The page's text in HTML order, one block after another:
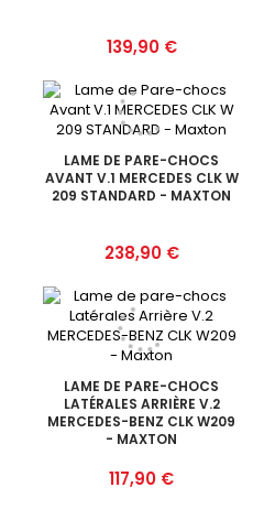
Prix
139,90 €
LAME DE PARE-CHOCS
AVANT V.1 MERCEDES CLK W
209 STANDARD - MAXTON
Prix
238,90 €
LAME DE PARE-CHOCS
LATÉRALES ARRIÈRE V.2
MERCEDES-BENZ CLK W209
- MAXTON
Prix
117,90 €